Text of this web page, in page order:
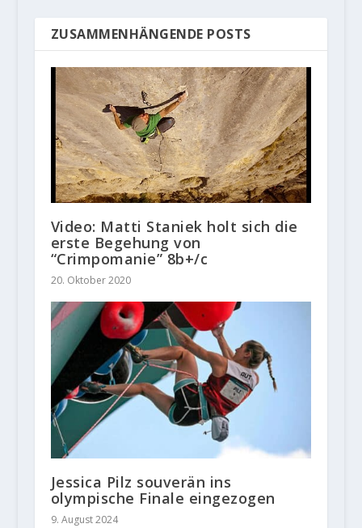
ZUSAMMENHÄNGENDE POSTS
Video: Matti Staniek holt sich die
erste Begehung von
“Crimpomanie” 8b+/c
20. Oktober 2020
Jessica Pilz souverän ins
olympische Finale eingezogen
9. August 2024